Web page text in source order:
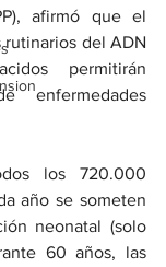
afirmó que el
del ADN
permitirán
enfermedades
los 720.000
año se someten
neonatal (solo
60 años, las